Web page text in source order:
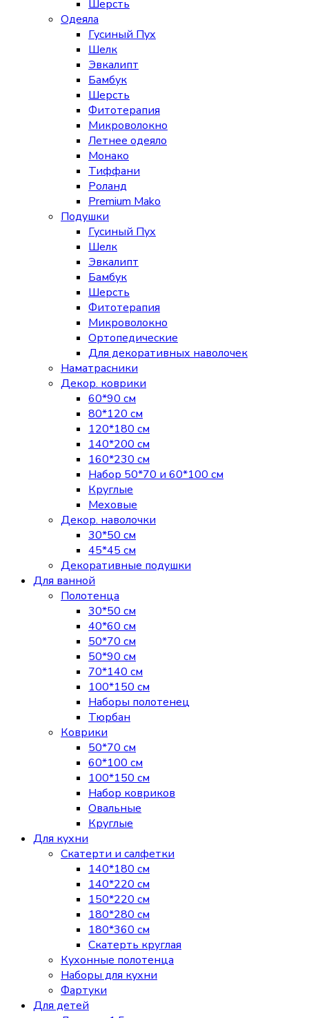
Шерсть
Одеяла
Гусиный Пух
Шелк
Эвкалипт
Бамбук
Шерсть
Фитотерапия
Микроволокно
Летнее одеяло
Монако
Тиффани
Роланд
Premium Mako
Подушки
Гусиный Пух
Шелк
Эвкалипт
Бамбук
Шерсть
Фитотерапия
Микроволокно
Ортопедические
Для декоративных наволочек
Наматрасники
Декор. коврики
60*90 см
80*120 см
120*180 см
140*200 см
160*230 см
Набор 50*70 и 60*100 см
Круглые
Меховые
Декор. наволочки
30*50 см
45*45 см
Декоративные подушки
Для ванной
Полотенца
30*50 см
40*60 см
50*70 см
50*90 см
70*140 см
100*150 см
Наборы полотенец
Тюрбан
Коврики
50*70 см
60*100 см
100*150 см
Набор ковриков
Овальные
Круглые
Для кухни
Скатерти и салфетки
140*180 см
140*220 см
150*220 см
180*280 см
180*360 см
Скатерть круглая
Кухонные полотенца
Наборы для кухни
Фартуки
Для детей